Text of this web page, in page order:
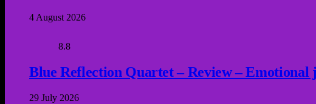
4 August 2026
8.8
Blue Reflection Quartet – Review –
29 July 2026